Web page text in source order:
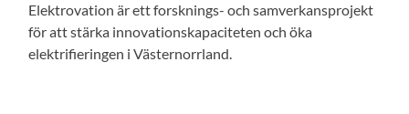
Elektrovation är ett forsknings- och samverkansprojekt
för att stärka innovationskapaciteten och öka
elektrifieringen i Västernorrland.